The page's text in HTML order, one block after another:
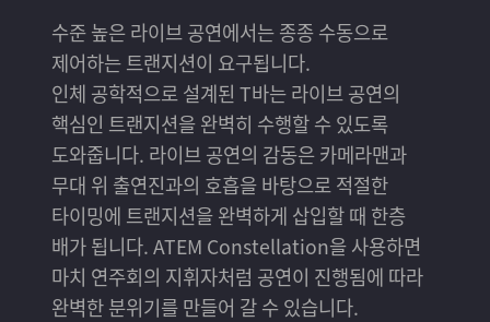
수준 높은 라이브 공연에서는 종종 수동으로
제어하는 트랜지션이 요구됩니다.
인체 공학적으로 설계된 T바는 라이브 공연의
핵심인 트랜지션을 완벽히 수행할 수 있도록
도와줍니다. 라이브 공연의 감동은 카메라맨과
무대 위 출연진과의 호흡을 바탕으로 적절한
타이밍에 트랜지션을 완벽하게 삽입할 때 한층
배가 됩니다. ATEM Constellation을 사용하면
마치 연주회의 지휘자처럼 공연이 진행됨에 따라
완벽한 분위기를 만들어 갈 수 있습니다.